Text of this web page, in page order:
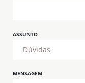
ASSUNTO
MENSAGEM